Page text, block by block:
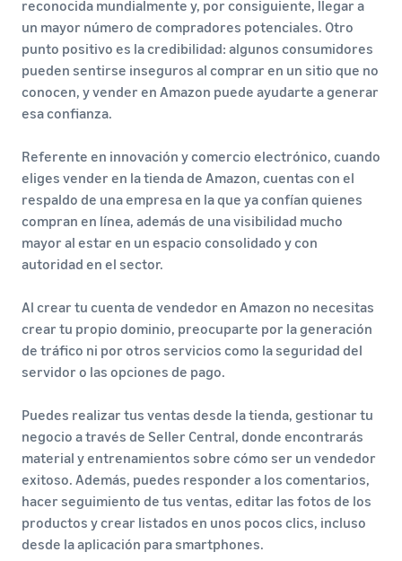
reconocida mundialmente y, por consiguiente, llegar a
un mayor número de compradores potenciales. Otro
punto positivo es la credibilidad: algunos consumidores
pueden sentirse inseguros al comprar en un sitio que no
conocen, y vender en Amazon puede ayudarte a generar
esa confianza.
Referente en innovación y comercio electrónico, cuando
eliges vender en la tienda de Amazon, cuentas con el
respaldo de una empresa en la que ya confían quienes
compran en línea, además de una visibilidad mucho
mayor al estar en un espacio consolidado y con
autoridad en el sector.
Al crear tu cuenta de vendedor en Amazon no necesitas
crear tu propio dominio, preocuparte por la generación
de tráfico ni por otros servicios como la seguridad del
servidor o las opciones de pago.
Puedes realizar tus ventas desde la tienda, gestionar tu
negocio a través de Seller Central, donde encontrarás
material y entrenamientos sobre cómo ser un vendedor
exitoso. Además, puedes responder a los comentarios,
hacer seguimiento de tus ventas, editar las fotos de los
productos y crear listados en unos pocos clics, incluso
desde la aplicación para smartphones.